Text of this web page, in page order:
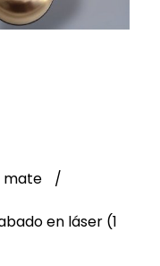
mate
en láser (1